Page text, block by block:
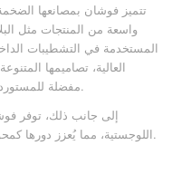
تتميز فوشان بمصانعها
واسعة من المنتجات مثل
المستخدمة في التشطيبات
العالية، تصاميمها
مفضلة للمستوردين والمقاولين من مختلف أنحاء العالم.
إلى جانب ذلك، توفر
اللوجستية، مما يُعزز دورها كمحور تجاري عالمي في صناعة مواد البناء.